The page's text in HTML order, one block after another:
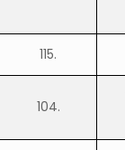
115.
104.